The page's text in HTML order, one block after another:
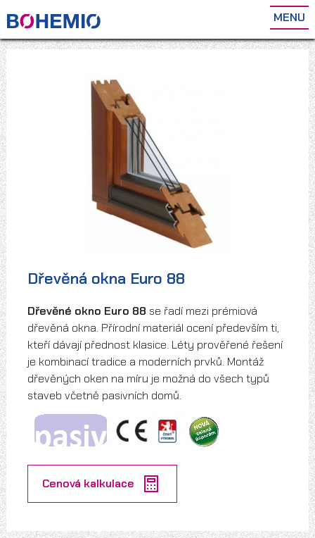
MENU
Dřevěná okna Euro 88
Dřevěné okno Euro 88 se řadí mezi prémiová
dřevěná okna. Přírodní materiál ocení především ti,
kteří dávají přednost klasice. Léty prověřené řešení
je kombinací tradice a moderních prvků. Montáž
dřevěných oken na míru je možná do všech typů
staveb včetně pasivních domů.
Cenová kalkulace